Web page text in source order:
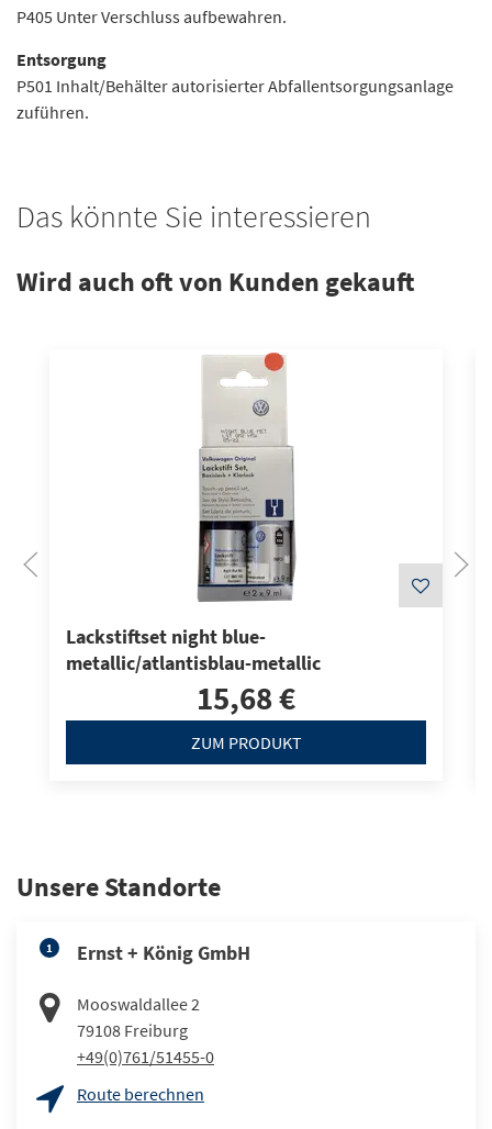
P405 Unter Verschluss aufbewahren.
Entsorgung
P501 Inhalt/Behälter autorisierter Abfallentsorgungsanlage
zuführen.
Das könnte Sie interessieren
Wird auch oft von Kunden gekauft
Lackstiftset night blue-
metallic/atlantisblau-metallic
15,68 €
ZUM PRODUKT
Unsere Standorte
1 Ernst + König GmbH
Mooswaldallee 2
79108 Freiburg
+49(0)761/51455-0
Route berechnen